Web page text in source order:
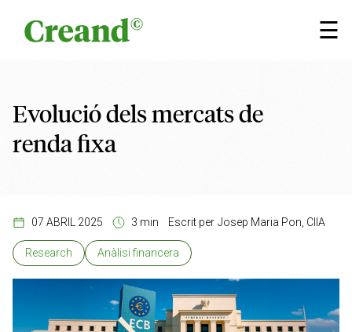
☰
×
Evolució dels mercats de
renda fixa
07 ABRIL 2025 3 min Escrit per Josep Maria Pon, CIIA
Research Anàlisi financera